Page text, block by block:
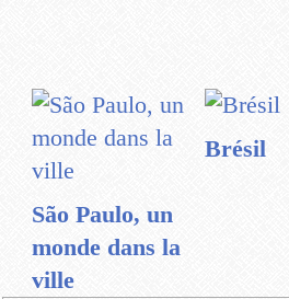
São Paulo, un
monde dans la
ville
Brésil